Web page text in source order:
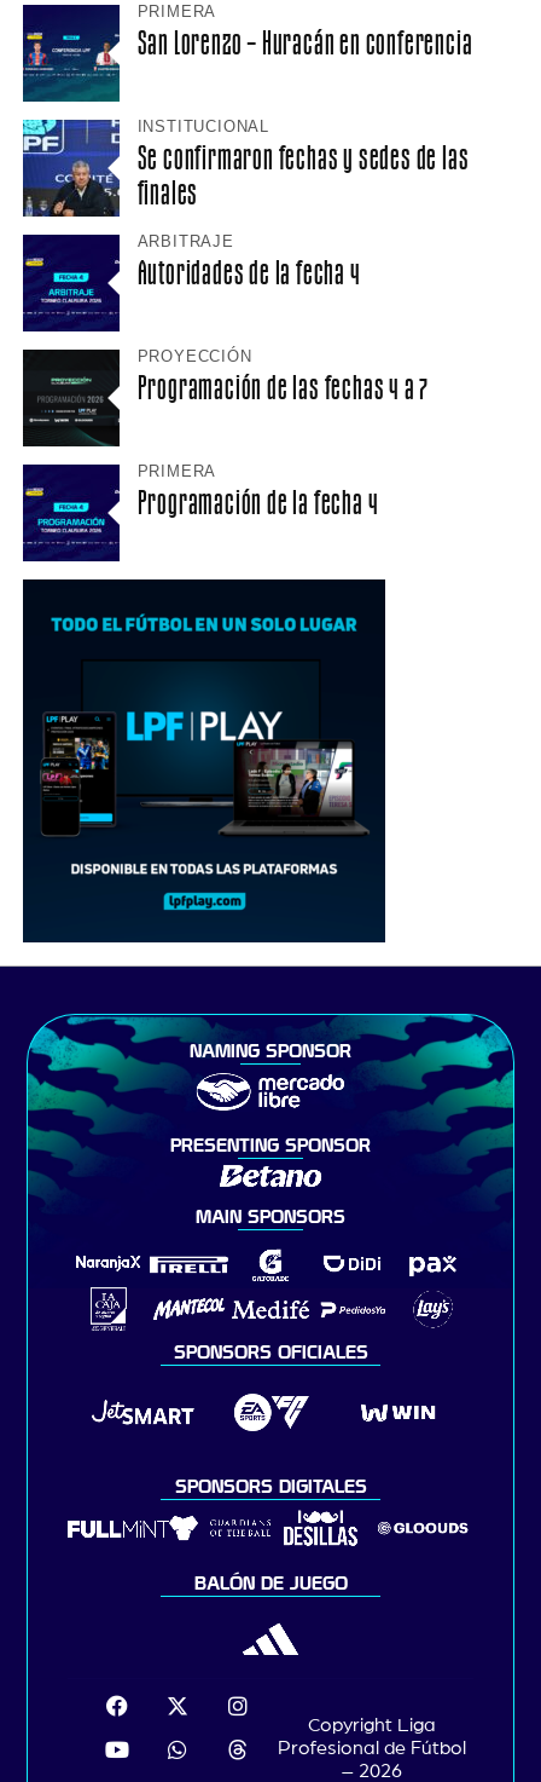
PRIMERA
San Lorenzo – Huracán en conferencia
INSTITUCIONAL
Se confirmaron fechas y sedes de las
finales
ARBITRAJE
Autoridades de la fecha 4
PROYECCIÓN
Programación de las fechas 4 a 7
PRIMERA
Programación de la fecha 4
NAMING SPONSOR
PRESENTING SPONSOR
MAIN SPONSORS
SPONSORS OFICIALES
SPONSORS DIGITALES
BALÓN DE JUEGO
Copyright Liga
Profesional de Fútbol
– 2026